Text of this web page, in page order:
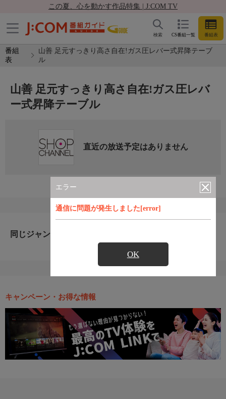
この夏、心を動かす作品特集 | J:COM TV
CS番組一覧 番組表
検索
番組
表
山善 足元すっきり高さ自在!ガス圧レバー式昇降テーブ
ル
エラー
通信に問題が発生しました[error]
OK
山善 足元すっきり高さ自在!ガス圧レバ
ー式昇降テーブル
直近の放送予定はありません
同じジャンルのおすすめ番組
キャンペーン・お得な情報